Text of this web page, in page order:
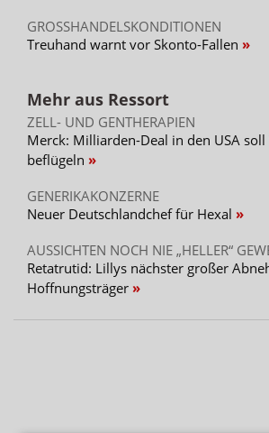
GROSSHANDELSKONDITIONEN
Treuhand warnt vor Skonto-Fallen
Mehr aus Ressort
ZELL- UND GENTHERAPIEN
Merck: Milliarden-Deal in den USA soll
beflügeln
GENERIKAKONZERNE
Neuer Deutschlandchef für Hexal
AUSSICHTEN NOCH NIE „HELLER“
Retatrutid: Lillys nächster großer
Hoffnungsträger